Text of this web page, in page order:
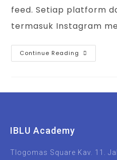
feed. Setiap platform
termasuk Instagram
Continue Reading
IBLU Academy
Tlogomas Square Kav. 11.